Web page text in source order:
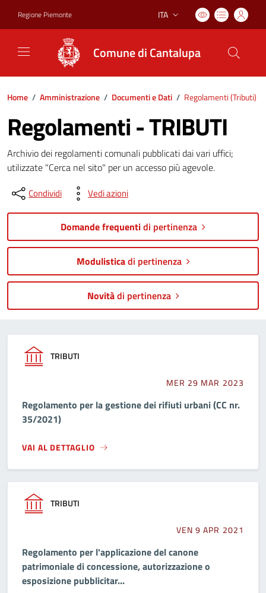
Regione Piemonte Lingua attiva:
ITA
Comune di Cantalupa
Home / Amministrazione / Documenti e Dati / Regolamenti (Tributi)
Regolamenti - TRIBUTI
Archivio dei regolamenti comunali pubblicati dai vari uffici;
utilizzate "Cerca nel sito" per un accesso più agevole.
Condividi Vedi azioni
Domande frequentidi pertinenza
Modulisticadi pertinenza
Novitàdi pertinenza
TRIBUTI
MER 29 MAR 2023
Regolamento per la gestione dei rifiuti urbani (CC nr.
35/2021)
VAI AL DETTAGLIO
TRIBUTI
VEN 9 APR 2021
Regolamento per l'applicazione del canone
patrimoniale di concessione, autorizzazione o
esposizione pubblicitar...